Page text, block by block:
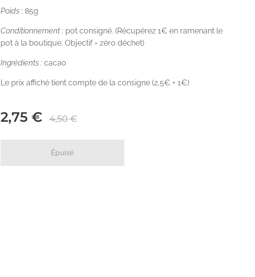
Poids : 85g
Conditionnement : pot consigné. (Récupérez 1€ en ramenant le
pot à la boutique. Objectif = zéro déchet)
Ingrédients : cacao
Le prix affiché tient compte de la consigne (2,5€ + 1€)
2,75 € 4,50€
Épuisé